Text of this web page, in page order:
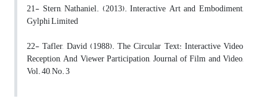
21- Stern, Nathaniel. (2013). Interactive Art and Embodiment,
Gylphi Limited
22- Tafler, David (1988). The Circular Text: Interactive Video
Reception, And Viewer Participation, Journal of Film and Video,
Vol. 40, No. 3